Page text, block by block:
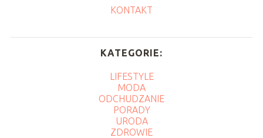
KONTAKT
KATEGORIE:
LIFESTYLE
MODA
ODCHUDZANIE
PORADY
URODA
ZDROWIE